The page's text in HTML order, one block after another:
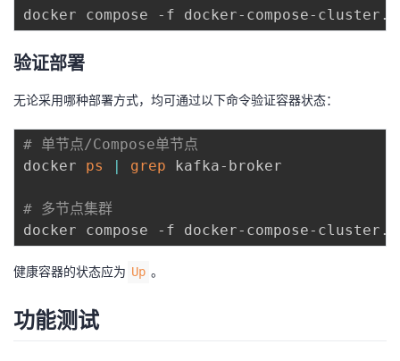
验证部署
无论采用哪种部署方式，均可通过以下命令验证容器状态：
# 单节点/Compose单节点
docker ps | grep kafka-broker
# 多节点集群
docker compose -f docker-compose-
健康容器的状态应为 Up 。
功能测试